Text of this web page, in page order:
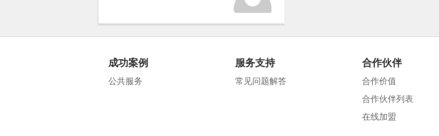
成功案例
公共服务
服务支持
常见问题解答
合作伙伴
合作价值
合作伙伴列表
在线加盟